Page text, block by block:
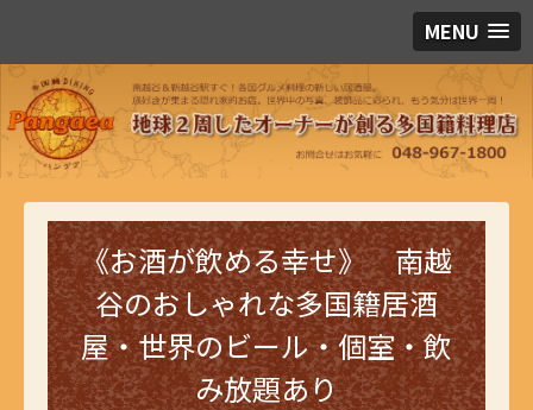
MENU
《お酒が飲める幸せ》 南越
谷のおしゃれな多国籍居酒
屋・世界のビール・個室・飲
み放題あり